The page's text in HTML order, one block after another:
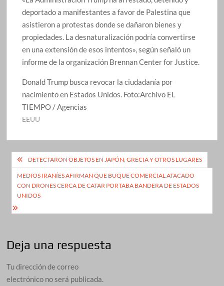
deportado a manifestantes a favor de Palestina que
asistieron a protestas donde se dañaron bienes y
propiedades. La desnaturalización podría convertirse
en una extensión de esos intentos», según señaló un
informe de la organización Brennan Center for Justice.
Donald Trump busca revocar la ciudadanía por
nacimiento en Estados Unidos. Foto:Archivo EL
TIEMPO / Agencias
EEUU
Navegación
de
entradas
DETECTARON OBJETOS EN JAPÓN, GRECIA Y OTROS LUGARES
MEDIOS IRANÍES AFIRMAN QUE BUQUE COMERCIAL ATACADO
CON DRONES CERCA DE CATAR PORTABA BANDERA DE ESTADOS
UNIDOS
Deja una respuesta
Tu dirección de correo
electrónico no será publicada.